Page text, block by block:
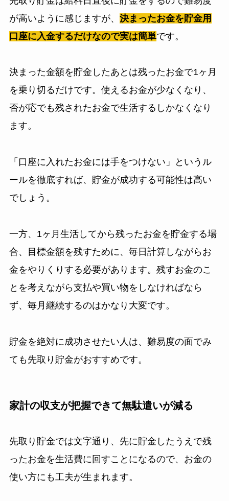
が高いように感じますが、 決まったお金を貯金用
口座に入金するだけなので実は簡単です。
決まった金額を貯金したあとは残ったお金で1ヶ月
を乗り切るだけです。使えるお金が少なくなり、
否が応でも残されたお金で生活するしかなくなり
ます。
「口座に入れたお金には手をつけない」というル
ールを徹底すれば、貯金が成功する可能性は高い
でしょう。
一方、1ヶ月生活してから残ったお金を貯金する場
合、目標金額を残すために、毎日計算しながらお
金をやりくりする必要があります。残すお金のこ
とを考えながら支払や買い物をしなければなら
ず、毎月継続するのはかなり大変です。
貯金を絶対に成功させたい人は、難易度の面でみ
ても先取り貯金がおすすめです。
家計の収支が把握できて無駄遣いが減る
先取り貯金では文字通り、先に貯金したうえで残
ったお金を生活費に回すことになるので、お金の
使い方にも工夫が生まれます。